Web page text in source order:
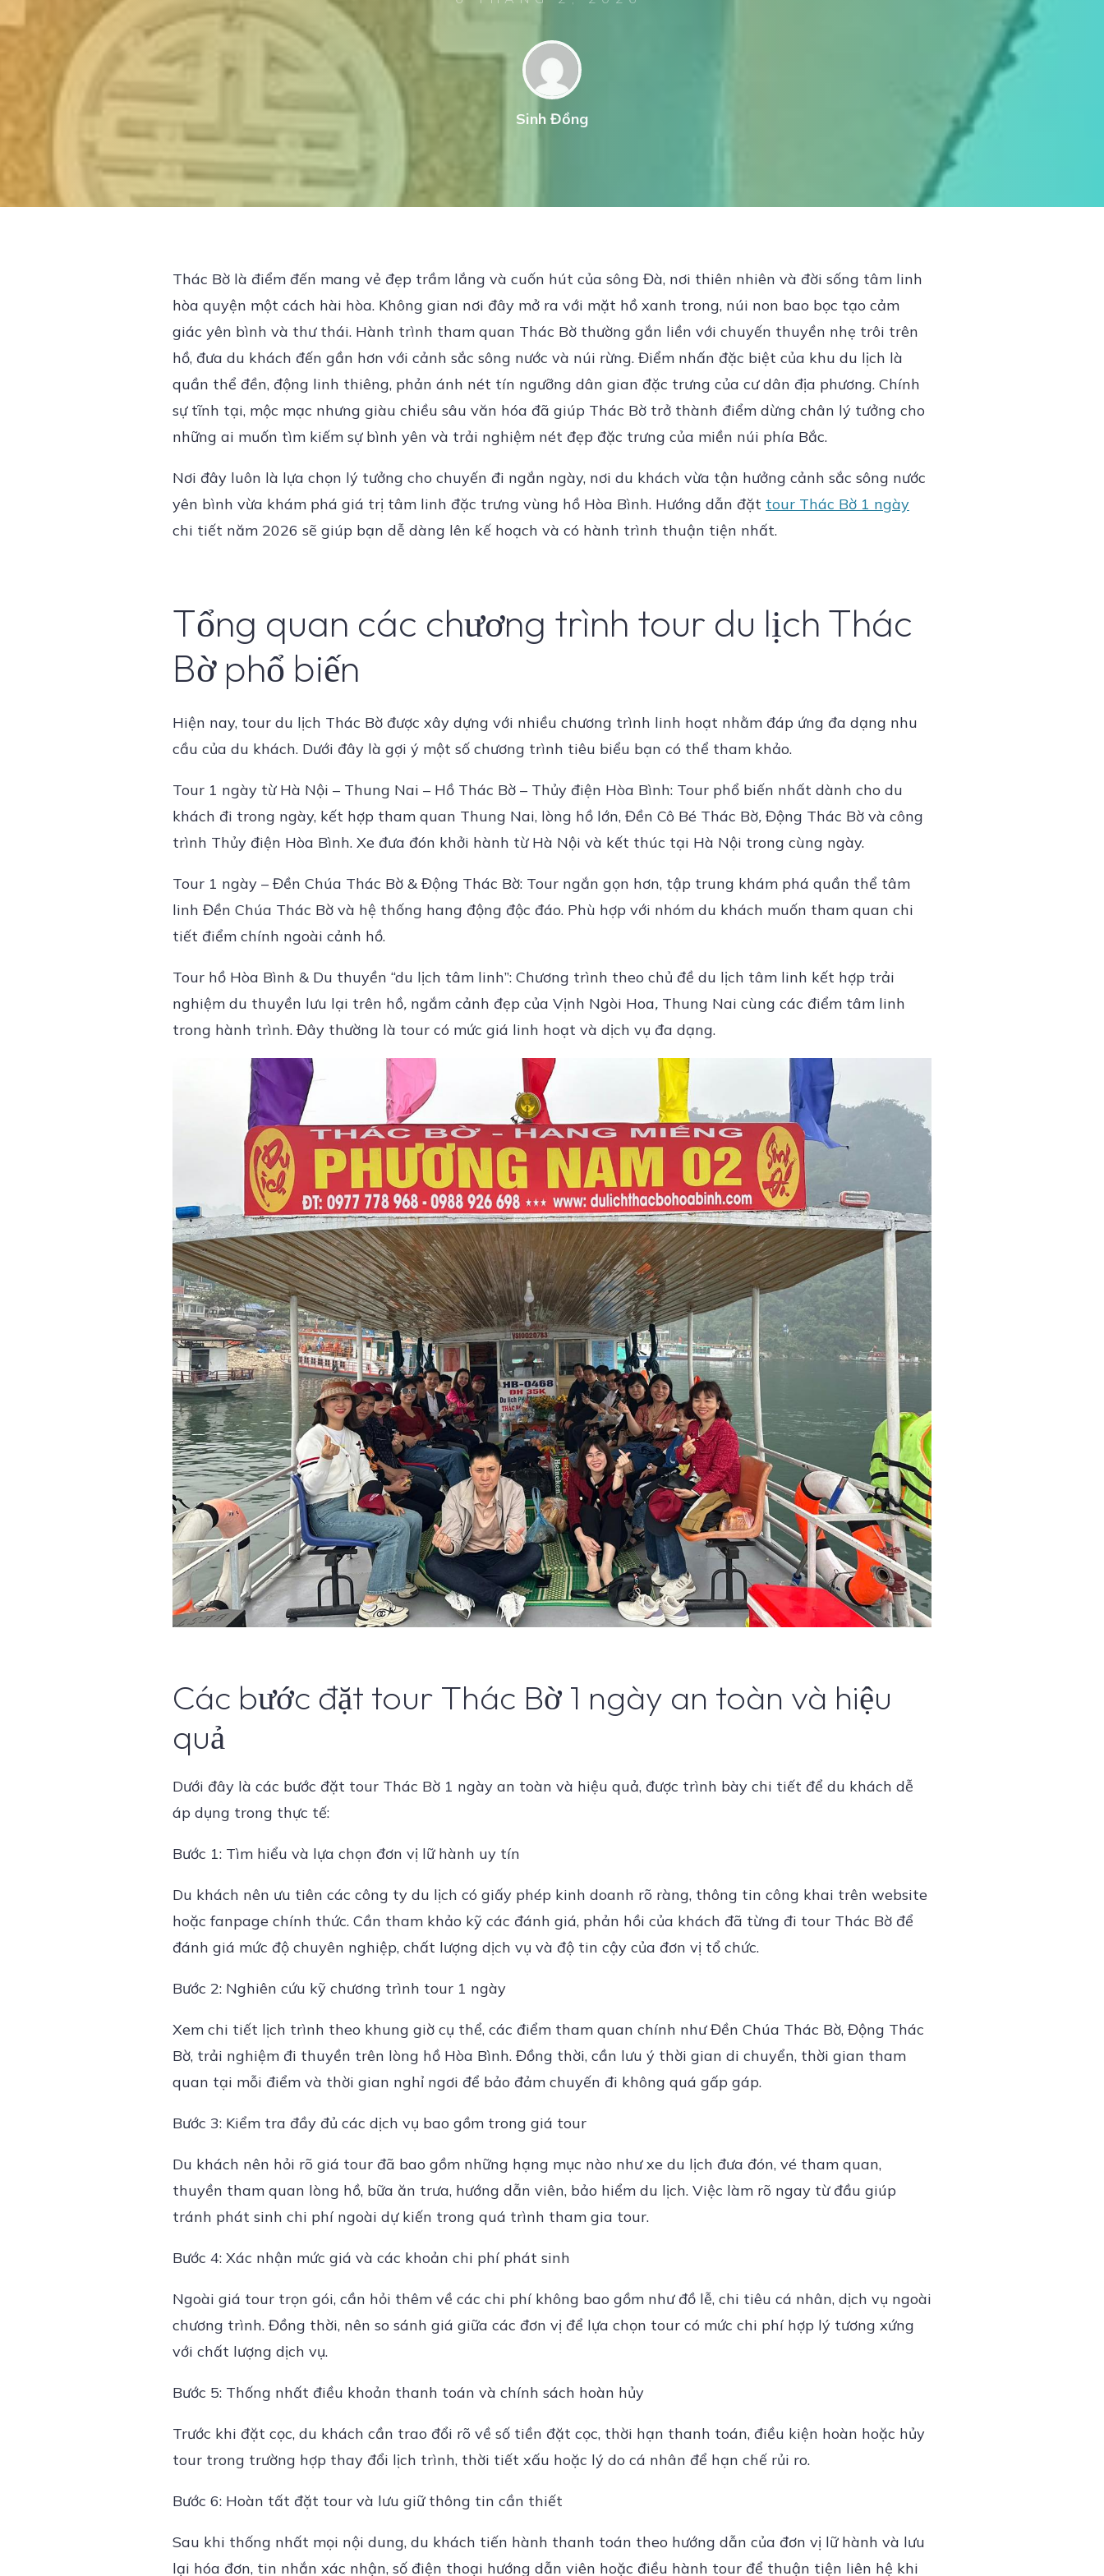
Sinh Đồng
Thác Bờ là điểm đến mang vẻ đẹp trầm lắng và cuốn hút của sông Đà, nơi thiên nhiên và đời sống tâm linh
hòa quyện một cách hài hòa. Không gian nơi đây mở ra với mặt hồ xanh trong, núi non bao bọc tạo cảm
giác yên bình và thư thái. Hành trình tham quan Thác Bờ thường gắn liền với chuyến thuyền nhẹ trôi trên
hồ, đưa du khách đến gần hơn với cảnh sắc sông nước và núi rừng. Điểm nhấn đặc biệt của khu du lịch là
quần thể đền, động linh thiêng, phản ánh nét tín ngưỡng dân gian đặc trưng của cư dân địa phương. Chính
sự tĩnh tại, mộc mạc nhưng giàu chiều sâu văn hóa đã giúp Thác Bờ trở thành điểm dừng chân lý tưởng cho
những ai muốn tìm kiếm sự bình yên và trải nghiệm nét đẹp đặc trưng của miền núi phía Bắc.
Nơi đây luôn là lựa chọn lý tưởng cho chuyến đi ngắn ngày, nơi du khách vừa tận hưởng cảnh sắc sông nước
yên bình vừa khám phá giá trị tâm linh đặc trưng vùng hồ Hòa Bình. Hướng dẫn đặt tour Thác Bờ 1 ngày
chi tiết năm 2026 sẽ giúp bạn dễ dàng lên kế hoạch và có hành trình thuận tiện nhất.
Tổng quan các chương trình tour du lịch Thác
Bờ phổ biến
Hiện nay, tour du lịch Thác Bờ được xây dựng với nhiều chương trình linh hoạt nhằm đáp ứng đa dạng nhu
cầu của du khách. Dưới đây là gợi ý một số chương trình tiêu biểu bạn có thể tham khảo.
Tour 1 ngày từ Hà Nội – Thung Nai – Hồ Thác Bờ – Thủy điện Hòa Bình: Tour phổ biến nhất dành cho du
khách đi trong ngày, kết hợp tham quan Thung Nai, lòng hồ lớn, Đền Cô Bé Thác Bờ, Động Thác Bờ và công
trình Thủy điện Hòa Bình. Xe đưa đón khởi hành từ Hà Nội và kết thúc tại Hà Nội trong cùng ngày.
Tour 1 ngày – Đền Chúa Thác Bờ & Động Thác Bờ: Tour ngắn gọn hơn, tập trung khám phá quần thể tâm
linh Đền Chúa Thác Bờ và hệ thống hang động độc đáo. Phù hợp với nhóm du khách muốn tham quan chi
tiết điểm chính ngoài cảnh hồ.
Tour hồ Hòa Bình & Du thuyền “du lịch tâm linh”: Chương trình theo chủ đề du lịch tâm linh kết hợp trải
nghiệm du thuyền lưu lại trên hồ, ngắm cảnh đẹp của Vịnh Ngòi Hoa, Thung Nai cùng các điểm tâm linh
trong hành trình. Đây thường là tour có mức giá linh hoạt và dịch vụ đa dạng.
Các bước đặt tour Thác Bờ 1 ngày an toàn và hiệu
quả
Dưới đây là các bước đặt tour Thác Bờ 1 ngày an toàn và hiệu quả, được trình bày chi tiết để du khách dễ
áp dụng trong thực tế:
Bước 1: Tìm hiểu và lựa chọn đơn vị lữ hành uy tín
Du khách nên ưu tiên các công ty du lịch có giấy phép kinh doanh rõ ràng, thông tin công khai trên website
hoặc fanpage chính thức. Cần tham khảo kỹ các đánh giá, phản hồi của khách đã từng đi tour Thác Bờ để
đánh giá mức độ chuyên nghiệp, chất lượng dịch vụ và độ tin cậy của đơn vị tổ chức.
Bước 2: Nghiên cứu kỹ chương trình tour 1 ngày
Xem chi tiết lịch trình theo khung giờ cụ thể, các điểm tham quan chính như Đền Chúa Thác Bờ, Động Thác
Bờ, trải nghiệm đi thuyền trên lòng hồ Hòa Bình. Đồng thời, cần lưu ý thời gian di chuyển, thời gian tham
quan tại mỗi điểm và thời gian nghỉ ngơi để bảo đảm chuyến đi không quá gấp gáp.
Bước 3: Kiểm tra đầy đủ các dịch vụ bao gồm trong giá tour
Du khách nên hỏi rõ giá tour đã bao gồm những hạng mục nào như xe du lịch đưa đón, vé tham quan,
thuyền tham quan lòng hồ, bữa ăn trưa, hướng dẫn viên, bảo hiểm du lịch. Việc làm rõ ngay từ đầu giúp
tránh phát sinh chi phí ngoài dự kiến trong quá trình tham gia tour.
Bước 4: Xác nhận mức giá và các khoản chi phí phát sinh
Ngoài giá tour trọn gói, cần hỏi thêm về các chi phí không bao gồm như đồ lễ, chi tiêu cá nhân, dịch vụ ngoài
chương trình. Đồng thời, nên so sánh giá giữa các đơn vị để lựa chọn tour có mức chi phí hợp lý tương xứng
với chất lượng dịch vụ.
Bước 5: Thống nhất điều khoản thanh toán và chính sách hoàn hủy
Trước khi đặt cọc, du khách cần trao đổi rõ về số tiền đặt cọc, thời hạn thanh toán, điều kiện hoàn hoặc hủy
tour trong trường hợp thay đổi lịch trình, thời tiết xấu hoặc lý do cá nhân để hạn chế rủi ro.
Bước 6: Hoàn tất đặt tour và lưu giữ thông tin cần thiết
Sau khi thống nhất mọi nội dung, du khách tiến hành thanh toán theo hướng dẫn của đơn vị lữ hành và lưu
lại hóa đơn, tin nhắn xác nhận, số điện thoại hướng dẫn viên hoặc điều hành tour để thuận tiện liên hệ khi